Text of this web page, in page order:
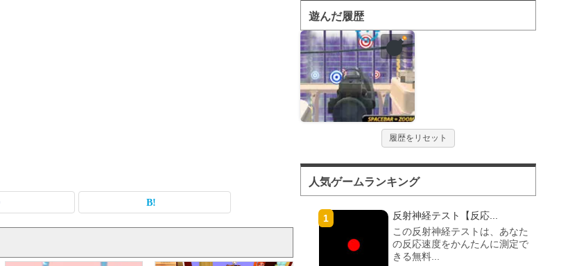
遊んだ履歴
履歴をリセット
人気ゲームランキング
反射神経テスト【反応...
この反射神経テストは、あなた
の反応速度をかんたんに測定で
きる無料...